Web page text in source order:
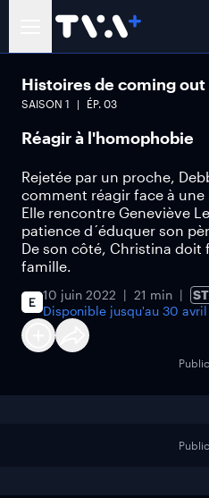
Histoires de coming out
SAISON 1 ÉP. 03
Réagir à l'homophobie
Rejetée par un proche,
comment réagir face à
Elle rencontre Geneviève
patience d´éduquer son
De son côté, Christina doit
famille.
10 juin 2022 21 min
Disponible jusqu'au 30